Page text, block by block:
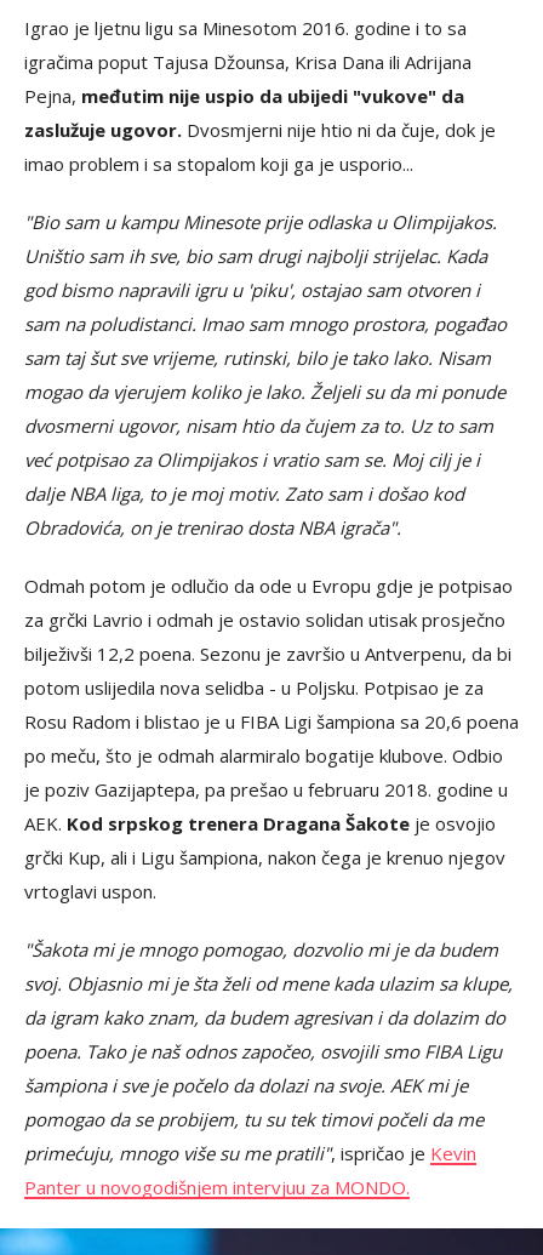
Igrao je ljetnu ligu sa Minesotom 2016. godine i to sa
igračima poput Tajusa Džounsa, Krisa Dana ili Adrijana
Pejna, međutim nije uspio da ubijedi "vukove" da
zaslužuje ugovor. Dvosmjerni nije htio ni da čuje, dok je
imao problem i sa stopalom koji ga je usporio...
"Bio sam u kampu Minesote prije odlaska u Olimpijakos.
Uništio sam ih sve, bio sam drugi najbolji strijelac. Kada
god bismo napravili igru u 'piku', ostajao sam otvoren i
sam na poludistanci. Imao sam mnogo prostora, pogađao
sam taj šut sve vrijeme, rutinski, bilo je tako lako. Nisam
mogao da vjerujem koliko je lako. Željeli su da mi ponude
dvosmerni ugovor, nisam htio da čujem za to. Uz to sam
već potpisao za Olimpijakos i vratio sam se. Moj cilj je i
dalje NBA liga, to je moj motiv. Zato sam i došao kod
Obradovića, on je trenirao dosta NBA igrača".
Odmah potom je odlučio da ode u Evropu gdje je potpisao
za grčki Lavrio i odmah je ostavio solidan utisak prosječno
bilježivši 12,2 poena. Sezonu je završio u Antverpenu, da bi
potom uslijedila nova selidba - u Poljsku. Potpisao je za
Rosu Radom i blistao je u FIBA Ligi šampiona sa 20,6 poena
po meču, što je odmah alarmiralo bogatije klubove. Odbio
je poziv Gazijaptepa, pa prešao u februaru 2018. godine u
AEK. Kod srpskog trenera Dragana Šakote je osvojio
grčki Kup, ali i Ligu šampiona, nakon čega je krenuo njegov
vrtoglavi uspon.
"Šakota mi je mnogo pomogao, dozvolio mi je da budem
svoj. Objasnio mi je šta želi od mene kada ulazim sa klupe,
da igram kako znam, da budem agresivan i da dolazim do
poena. Tako je naš odnos započeo, osvojili smo FIBA Ligu
šampiona i sve je počelo da dolazi na svoje. AEK mi je
pomogao da se probijem, tu su tek timovi počeli da me
primećuju, mnogo više su me pratili", ispričao je Kevin
Panter u novogodišnjem intervjuu za MONDO.